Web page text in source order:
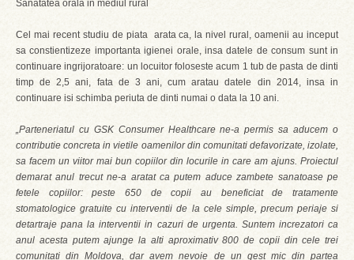
Sanatatea orala in mediul rural
Cel mai recent studiu de piata arata ca, la nivel rural, oamenii au inceput
sa constientizeze importanta igienei orale, insa datele de consum sunt in
continuare ingrijoratoare: un locuitor foloseste acum 1 tub de pasta de dinti
timp de 2,5 ani, fata de 3 ani, cum aratau datele din 2014, insa in
continuare isi schimba periuta de dinti numai o data la 10 ani.
„Parteneriatul cu GSK Consumer Healthcare ne-a permis sa aducem o
contributie concreta in vietile oamenilor din comunitati defavorizate, izolate,
sa facem un viitor mai bun copiilor din locurile in care am ajuns. Proiectul
demarat anul trecut ne-a aratat ca putem aduce zambete sanatoase pe
fetele copiilor: peste 650 de copii au beneficiat de tratamente
stomatologice gratuite cu interventii de la cele simple, precum periaje si
detartraje pana la interventii in cazuri de urgenta. Suntem increzatori ca
anul acesta putem ajunge la alti aproximativ 800 de copii din cele trei
comunitati din Moldova, dar avem nevoie de un gest mic din partea